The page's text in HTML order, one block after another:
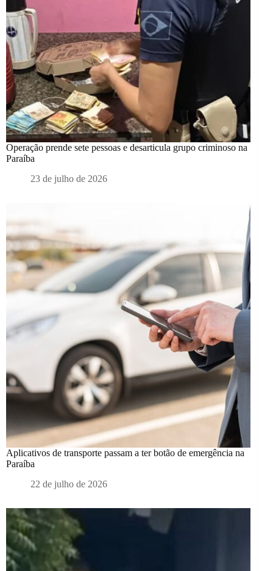
Operação prende sete pessoas e desarticula grupo criminoso na
Paraíba
23 de julho de 2026
Aplicativos de transporte passam a ter botão de emergência na
Paraíba
22 de julho de 2026